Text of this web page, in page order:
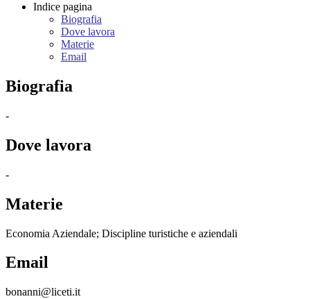
Indice pagina
Biografia
Dove lavora
Materie
Email
Biografia
-
Dove lavora
-
Materie
Economia Aziendale; Discipline turistiche e aziendali
Email
bonanni@liceti.it